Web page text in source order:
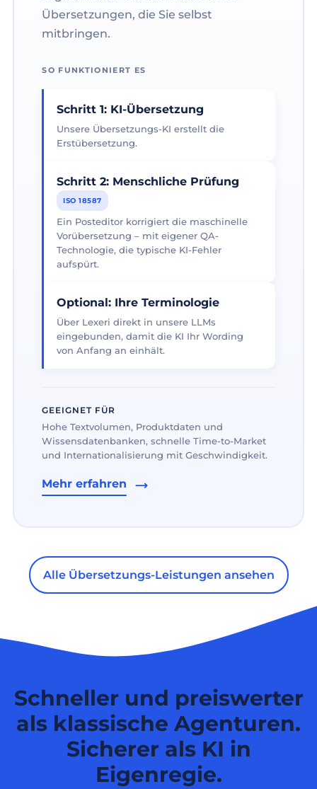
Übersetzungen, die Sie selbst
mitbringen.
SO FUNKTIONIERT ES
Schritt 1: KI-Übersetzung
Unsere Übersetzungs-KI erstellt die
Erstübersetzung.
Schritt 2: Menschliche Prüfung
ISO 18587
Ein Posteditor korrigiert die maschinelle
Vorübersetzung – mit eigener QA-
Technologie, die typische KI-Fehler
aufspürt.
Optional: Ihre Terminologie
Über Lexeri direkt in unsere LLMs
eingebunden, damit die KI Ihr Wording
von Anfang an einhält.
GEEIGNET FÜR
Hohe Textvolumen, Produktdaten und
Wissensdatenbanken, schnelle Time-to-Market
und Internationalisierung mit Geschwindigkeit.
Mehr erfahren
Alle Übersetzungs-Leistungen ansehen
Schneller und preiswerter
als klassische Agenturen.
Sicherer als KI in
Eigenregie.